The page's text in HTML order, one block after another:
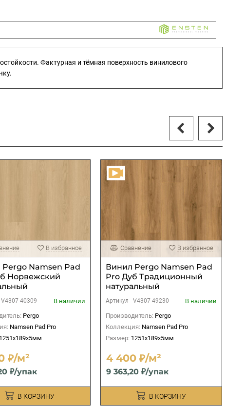
Фактурная и тёмная поверхность винилового
Namsen Pad
Норвежский
V4307-40309
В наличии
Pergo
Namsen Pad Pro
1251x189x5мм
₽/м²
₽/упак
В КОРЗИНУ
В избранное
Винил Pergo Namsen Pad
Pro Дуб Традиционный
натуральный
Артикул - V4307-49230
В наличии
Производитель: Pergo
Коллекция: Namsen Pad Pro
Размер: 1251x189x5мм
4 400 ₽/м²
9 363,20 ₽/упак
В КОРЗИНУ
Сравнение В избранное